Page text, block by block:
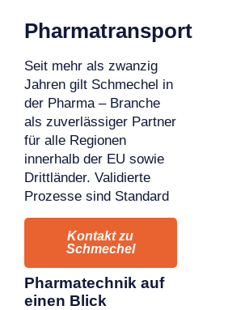
Pharmatransport
Seit mehr als zwanzig
Jahren gilt Schmechel in
der Pharma – Branche
als zuverlässiger Partner
für alle Regionen
innerhalb der EU sowie
Drittländer. Validierte
Prozesse sind Standard
Kontakt zu
Schmechel
Pharmatechnik auf
einen Blick